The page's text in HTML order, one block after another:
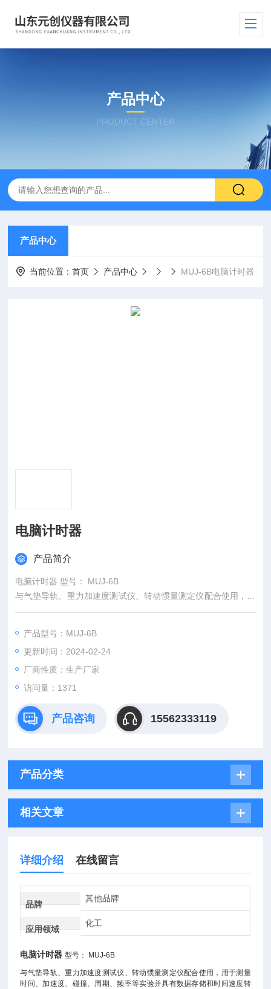
产品中心
PRODUCT CENTER
产品中心
当前位置：首页 产品中心 MUJ-6B电脑计时器
电脑计时器
产品简介
电脑计时器 型号： MUJ-6B
与气垫导轨、重力加速度测试仪、转动惯量测定仪配合使用，用
于测量时间、加速度、碰撞、周期、频率等实验并具有数据存储
主要技术参数
1.显示方式：6位0.8“LED显示 2.计时范围：0.00ms-35.
50min
Z
5.周期范围：1~9999
产品型号：MUJ-6B
更新时间：2024-02-24
厂商性质：生产厂家
访问量：1371
产品咨询 15562333119
产品分类
相关文章
详细介绍 在线留言
品牌
其他品牌
应用领域
化工
电脑计时器 ​型号： MUJ-6B
与气垫导轨、重力加速度测试仪、转动惯量测定仪配合使用，用于测量
时间、加速度、碰撞、周期、频率等实验并具有数据存储和时间速度转